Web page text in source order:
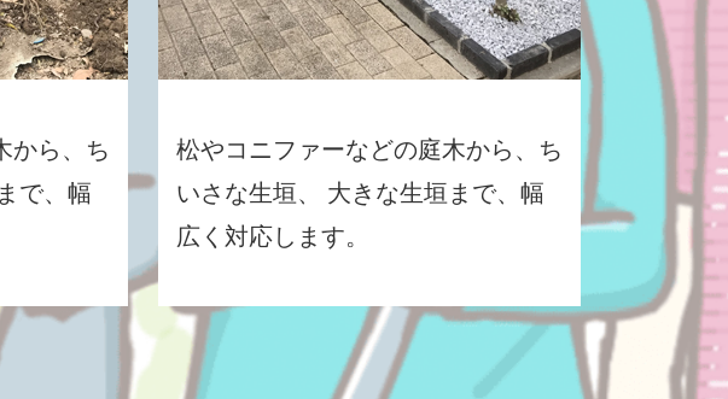
から、ち
で、幅
松やコニファーなどの庭木から、ち
いさな生垣、 大きな生垣まで、幅
広く対応します。